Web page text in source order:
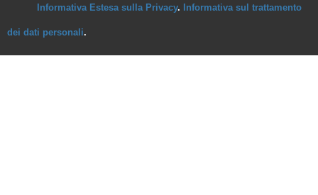
Informativa Estesa sulla Privacy. Informativa sul trattamento
dei dati personali.